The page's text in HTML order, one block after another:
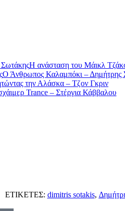
Η ανάσταση του Μάικλ
Ο Άνθρωπος Καλαμπόκι – Δημήτρης
την Αλάσκα – Τζoν Γκριν
Trance – Στέργια Κάββαλου
ΕΤΙΚΕΤΕΣ: dimitris sotakis,